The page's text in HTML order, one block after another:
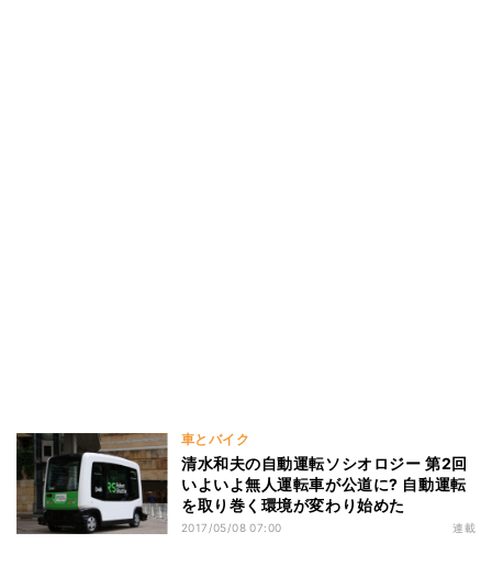
車とバイク
清水和夫の自動運転ソシオロジー 第2回
いよいよ無人運転車が公道に? 自動運転
を取り巻く環境が変わり始めた
2017/05/08 07:00 連載